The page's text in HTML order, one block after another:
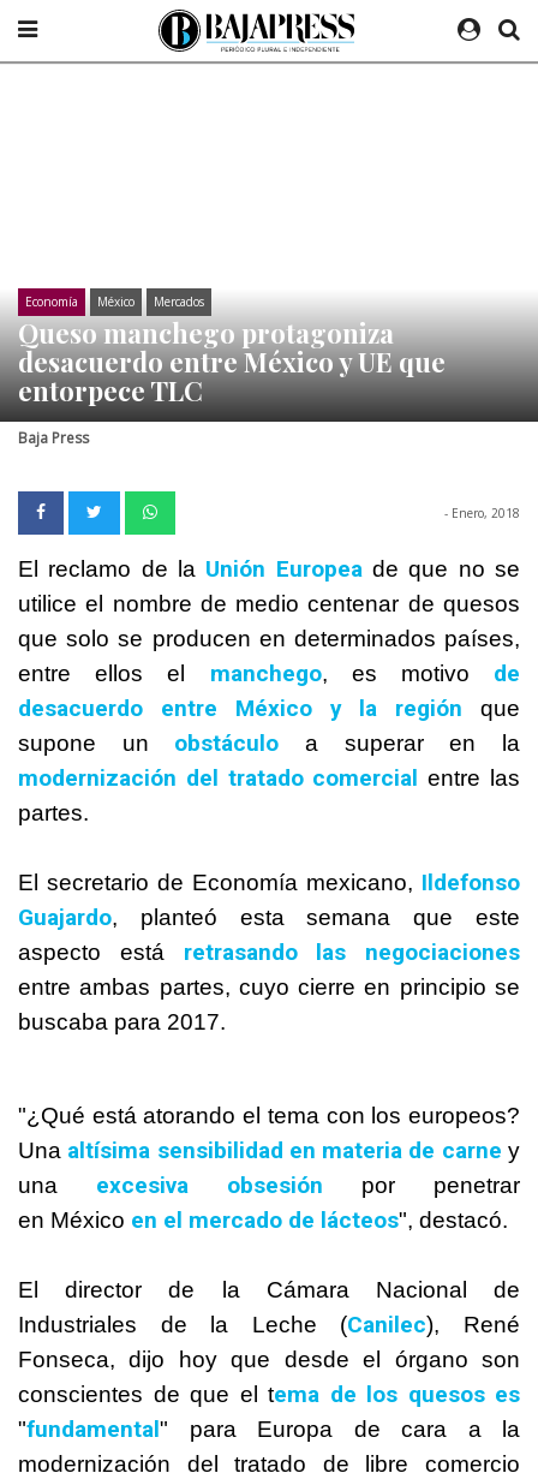
Economía México Mercados
Queso manchego protagoniza
desacuerdo entre México y UE que
entorpece TLC
Baja Press
- Enero, 2018
El reclamo de la Unión Europea de que no se
utilice el nombre de medio centenar de quesos
que solo se producen en determinados países,
entre ellos el manchego, es motivo de
desacuerdo entre Méxicoy la región que
supone un obstáculo a superar en la
modernización del tratado comercial entre las
partes.
El secretario de Economía mexicano, Ildefonso
Guajardo, planteó esta semana que este
aspecto está retrasando las negociaciones
entre ambas partes, cuyo cierre en principio se
buscaba para 2017.
"¿Qué está atorando el tema con los europeos?
Una altísima sensibilidad en materia de carne y
una excesiva obsesión por penetrar
en México en el mercado de lácteos", destacó.
El director de la Cámara Nacional de
Industriales de la Leche (Canilec), René
Fonseca, dijo hoy que desde el órgano son
conscientes de que el tema de los quesos es
"fundamental" para Europa de cara a la
modernización del tratado de libre comercio